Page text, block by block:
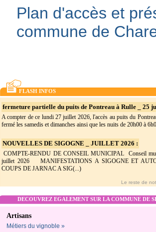
Plan d'accès et
commune de
FLASH INFOS
fermeture partielle du puits de Pontreau à Rulle _ 25
A compter de ce lundi 27 juillet 2026, l'accès au puits du
fermé les samedis et dimanches ainsi que les nuits de 20h00 à
NOUVELLES DE SIGOGNE _ JUILLET 2026 :
COMPTE-RENDU DE CONSEIL MUNICIPAL Conseil
juillet 2026 MANIFESTATIONS A SIGOGNE ET
COUPS DE JARNAC A SIG(...)
Le reste de
DECOUVREZ EGALEMENT SUR LA COMMUNE DE
Artisans
Métiers du vignoble »